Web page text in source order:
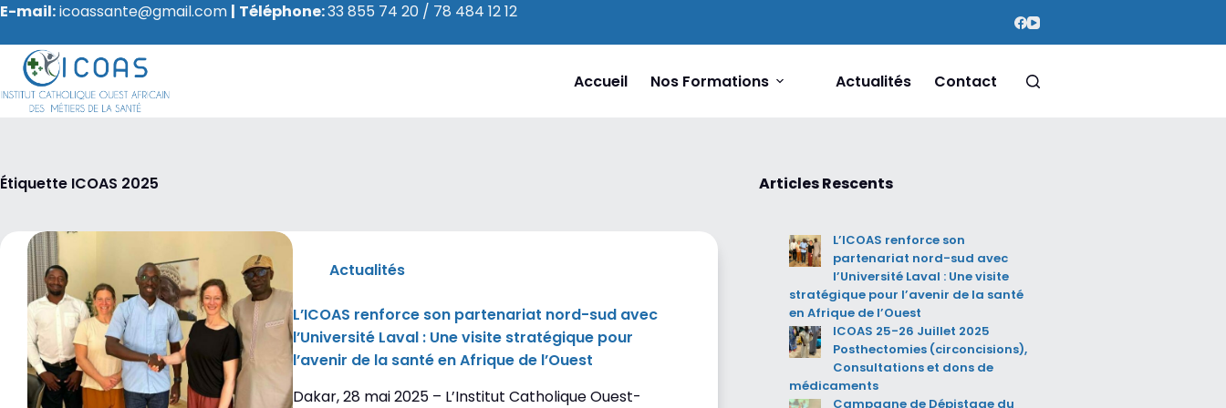
E-mail:icoassante@gmail.com | Téléphone:33 855 74 20 / 78 484 12 12
Accueil Nos Formations Actualités Contact
Étiquette ICOAS 2025
Actualités
L’ICOAS renforce son partenariat nord-sud avec
l’Université Laval : Une visite stratégique pour
l’avenir de la santé en Afrique de l’Ouest
Dakar, 28 mai 2025 – L’Institut Catholique Ouest-
Articles Rescents
L’ICOAS renforce son
partenariat nord-sud avec
l’Université Laval : Une visite
stratégique pour l’avenir de la santé
en Afrique de l’Ouest
ICOAS 25-26 Juillet 2025
Posthectomies (circoncisions),
Consultations et dons de
médicaments
Campagne de Dépistage du